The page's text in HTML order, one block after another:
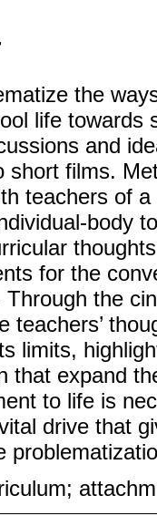
the
life towards
and
short films.
teachers of
body
for the
Through the
teachers’
limits,
that expand
to life is
drive that